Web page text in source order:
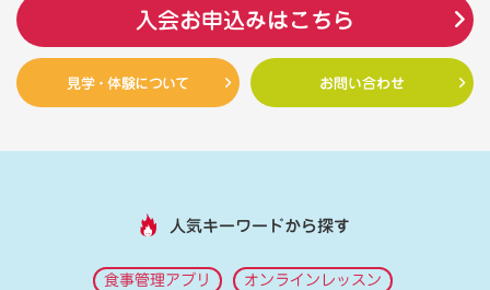
入会お申込みはこちら
見学・体験について お問い合わせ
人気キーワードから探す
食事管理アプリ オンラインレッスン